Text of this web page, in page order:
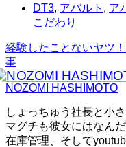
DT3, アバルト , ア
こだわり
経験したことないヤツ！
事
NOZOMI HASHIMOTO
しょっちゅう社長と小
マグチも彼女にはなん
在庫管理、そして